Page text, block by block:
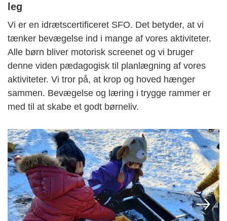
leg
Vi er en idrætscertificeret SFO. Det betyder, at vi
tænker bevægelse ind i mange af vores aktiviteter.
Alle børn bliver motorisk screenet og vi bruger
denne viden pædagogisk til planlægning af vores
aktiviteter. Vi tror på, at krop og hoved hænger
sammen. Bevægelse og læring i trygge rammer er
med til at skabe et godt børneliv.